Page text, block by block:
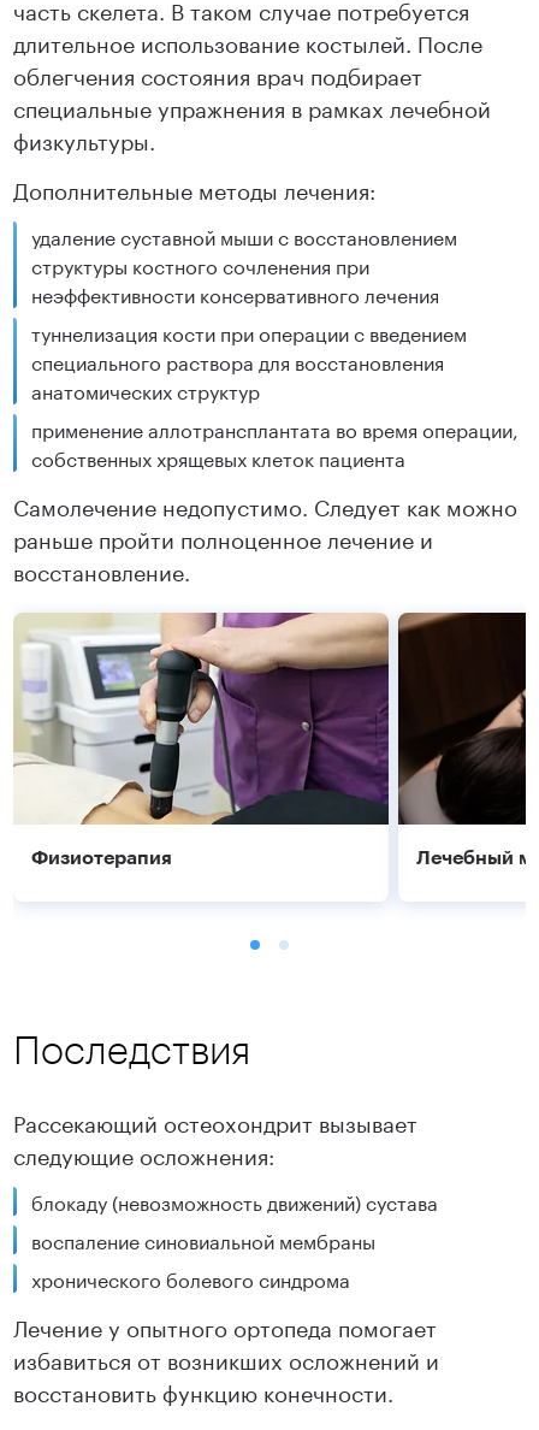
часть скелета. В таком случае потребуется
длительное использование костылей. После
облегчения состояния врач подбирает
специальные упражнения в рамках лечебной
физкультуры.
Дополнительные методы лечения:
удаление суставной мыши с восстановлением
структуры костного сочленения при
неэффективности консервативного лечения
туннелизация кости при операции с введением
специального раствора для восстановления
анатомических структур
применение аллотрансплантата во время операции,
собственных хрящевых клеток пациента
Самолечение недопустимо. Следует как можно
раньше пройти полноценное лечение и
восстановление.
Физиотерапия
Подробнее
Лечебный
Последствия
Рассекающий остеохондрит вызывает
следующие осложнения:
блокаду (невозможность движений) сустава
воспаление синовиальной мембраны
хронического болевого синдрома
Лечение у опытного ортопеда помогает
избавиться от возникших осложнений и
восстановить функцию конечности.